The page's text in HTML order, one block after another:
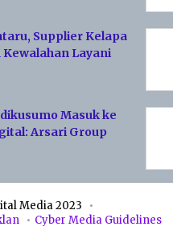
Supplier Kelapa
Kewalahan Layani
Masuk ke
Arsari Group
Media 2023
Cyber Media Guidelines